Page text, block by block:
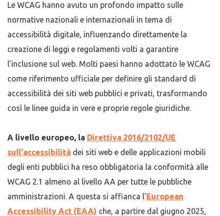
Le WCAG hanno avuto un profondo impatto sulle
normative nazionali e internazionali in tema di
accessibilità digitale, influenzando direttamente la
creazione di leggi e regolamenti volti a garantire
l’inclusione sul web. Molti paesi hanno adottato le WCAG
come riferimento ufficiale per definire gli standard di
accessibilità dei siti web pubblici e privati, trasformando
così le linee guida in vere e proprie regole giuridiche.
A livello europeo, la Direttiva 2016/2102/UE
sull'accessibilità dei siti web e delle applicazioni mobili
degli enti pubblici ha reso obbligatoria la conformità alle
WCAG 2.1 almeno al livello AA per tutte le pubbliche
amministrazioni. A questa si affianca l'European
Accessibility Act (EAA) che, a partire dal giugno 2025,